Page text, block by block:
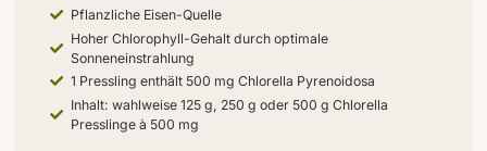
Pflanzliche Eisen-Quelle
Hoher Chlorophyll-Gehalt durch optimale
Sonneneinstrahlung
1 Pressling enthält 500 mg Chlorella Pyrenoidosa
Inhalt: wahlweise 125 g, 250 g oder 500 g Chlorella
Presslinge à 500 mg